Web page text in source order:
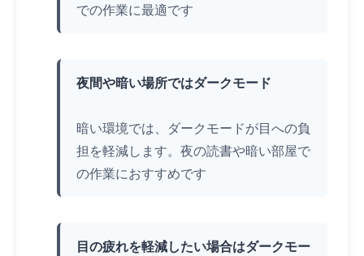
での作業に最適です
夜間や暗い場所ではダークモード
暗い環境では、ダークモードが目への負
担を軽減します。夜の読書や暗い部屋で
の作業におすすめです
目の疲れを軽減したい場合はダークモー